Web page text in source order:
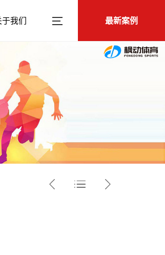
最新案例
于我们
  